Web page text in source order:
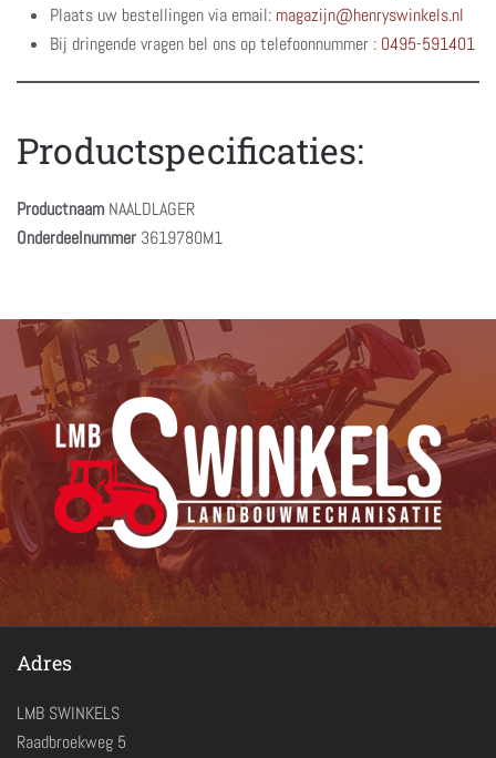
Plaats uw bestellingen via email: magazijn@henryswinkels.nl
Bij dringende vragen bel ons op telefoonnummer : 0495-591401
Productspecificaties:
Productnaam NAALDLAGER
Onderdeelnummer 3619780M1
Adres
LMB SWINKELS
Raadbroekweg 5